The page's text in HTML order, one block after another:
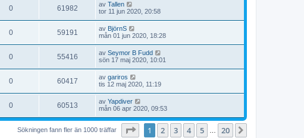
0 61982 av Tallen
tor 11 jun 2020, 20:58
0 59191 av BjörnS
mån 01 jun 2020, 18:28
0 55416 av Seymor B Fudd
sön 17 maj 2020, 10:01
0 60417 av gariros
tis 12 maj 2020, 11:19
0 60513 av Yapdiver
mån 06 apr 2020, 09:53
Sökningen fann fler än 1000 träffar Sida av 20
1 2 3 4 5 20